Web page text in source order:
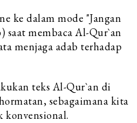
ke dalam mode "Jangan
membaca Al-Qur`an
menjaga adab terhadap
teks Al-Qur`an di
sebagaimana kita
konvensional.